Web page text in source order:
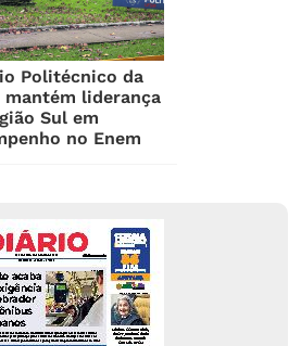
Politécnico da
mantém liderança
Sul em
no Enem